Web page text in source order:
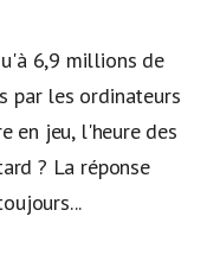
6,9 millions de
par les ordinateurs
en jeu, l'heure des
? La réponse